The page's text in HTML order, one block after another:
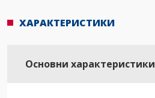
ХАРАКТЕРИСТИКИ
Основни характеристики